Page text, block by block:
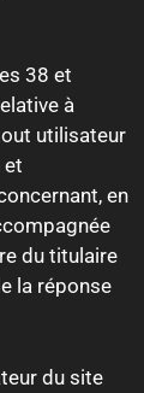
38 et
à
utilisateur
et
en
du titulaire
la réponse
du site